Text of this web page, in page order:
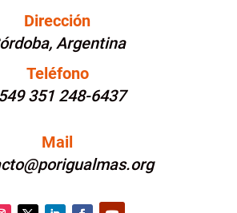
Dirección
Argentina
Teléfono
351 248-6437
Mail